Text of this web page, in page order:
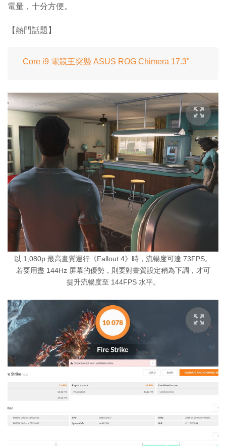
電量，十分方便。
【熱門話題】
Core i9 電競王突襲 ASUS ROG Chimera 17.3"
以 1,080p 最高畫質運行《Fallout 4》時，流暢度可達 73FPS。
若要用盡 144Hz 屏幕的優勢，則要對畫質設定稍為下調，才可
提升流暢度至 144FPS 水平。